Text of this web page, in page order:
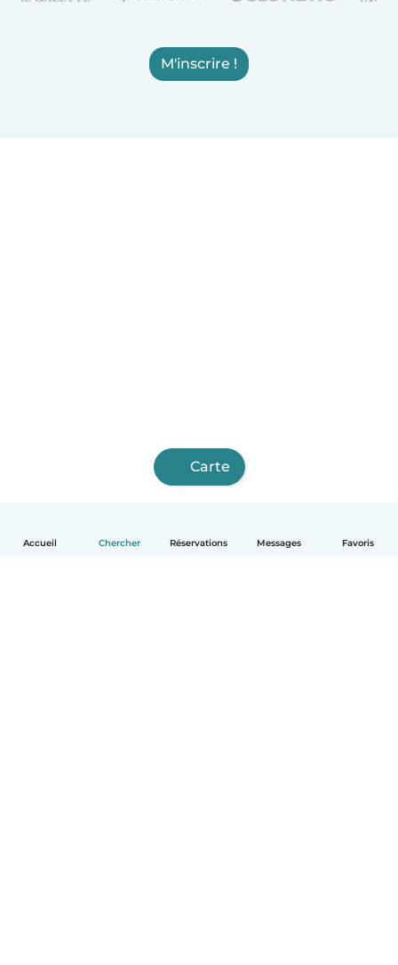
Accueil Chercher Réservations Messages Favoris
M'inscrire !
Carte